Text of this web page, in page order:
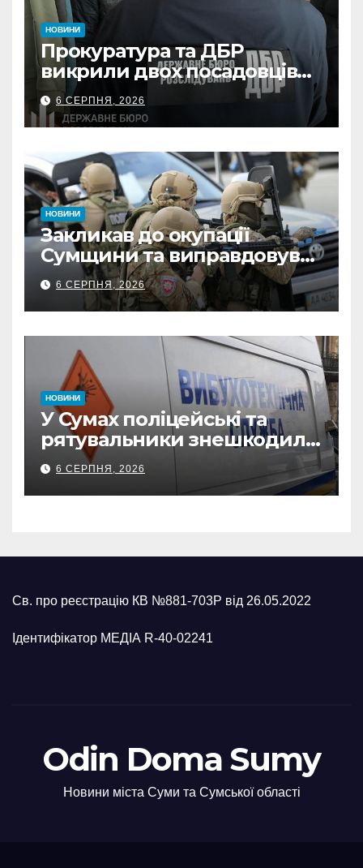
НОВИНИ
Прокуратура та ДБР
викрили двох посадовців
ДПС Сумщини на вимаганні
неправомірної вигоди у
ФОПа
6 СЕРПНЯ, 2026
НОВИНИ
Закликав до окупації
Сумщини та виправдовував
обстріли: СБУ викрила
прокремлівського агітатора
з Охтирки
6 СЕРПНЯ, 2026
НОВИНИ
У Сумах поліцейські та
рятувальники знешкодили
500-кілограмову авіабомбу
росіян
6 СЕРПНЯ, 2026
Св. про реєстрацію КВ №881-703Р від 26.05.2022
Ідентифікатор МЕДІА R-40-02241
Odin Doma Sumy
Новини міста Суми та Сумської області